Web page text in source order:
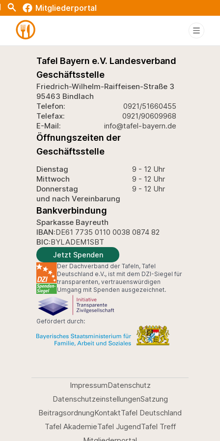
Search Mitgliederportal
Test
Tafel Bayern e.V. Landesverband
Geschäftsstelle
Friedrich-Wilhelm-Raiffeisen-Straße 3
95463 Bindlach
Telefon:
0921/51660455
Telefax:
0921/90609968
E-Mail:
info@tafel-bayern.de
Öffnungszeiten der
Geschäftsstelle
Dienstag
9 - 12 Uhr
Mittwoch
9 - 12 Uhr
Donnerstag
9 - 12 Uhr
und nach Vereinbarung
Bankverbindung
Sparkasse Bayreuth
IBAN:DE61 7735 0110 0038 0874 82
BIC:BYLADEM1SBT
Jetzt Spenden
Der Dachverband der Tafeln, Tafel
Deutschland e.V., ist mit dem DZI-Siegel für
transparenten, vertrauenswürdigen
Umgang mit Spenden ausgezeichnet.
Gefördert durch:
ImpressumDatenschutz
DatenschutzeinstellungenSatzung
BeitragsordnungKontaktTafel Deutschland
Tafel AkademieTafel JugendTafel Treff